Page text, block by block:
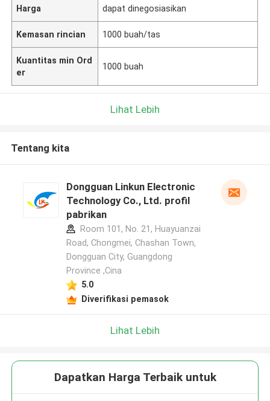
Harga dapat dinegosiasikan
Kemasan rincian 1000 buah/tas
Kuantitas min Ord
er
1000 buah
Lihat Lebih
Tentang kita
Dongguan Linkun Electronic
Technology Co., Ltd. profil
pabrikan
Room 101, No. 21, Huayuanzai
Road, Chongmei, Chashan Town,
Dongguan City, Guangdong
Province ,Cina
5.0
Diverifikasi pemasok
Lihat Lebih
Dapatkan Harga Terbaik untuk